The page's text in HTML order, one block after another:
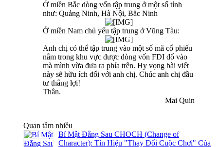
Ở miền Bắc dòng vốn tập trung ở một số tỉnh
như: Quảng Ninh, Hà Nội, Bắc Ninh
Ở miền Nam chủ yếu tập trung ở Vũng Tàu:
Anh chị có thể tập trung vào một số mã cổ phiếu
nằm trong khu vực được dòng vốn FDI đổ vào
mà mình vừa đưa ra phía trên. Hy vọng bài viết
này sẽ hữu ích đối với anh chị. Chúc anh chị đầu
tư thắng lợi!
Thân.
Mai Quin​
Quan tâm nhiều
Bí Mật Đằng Sau CHOCH (Change of
Character): Tín Hiệu "Thay Đổi Cuộc Chơi" Của